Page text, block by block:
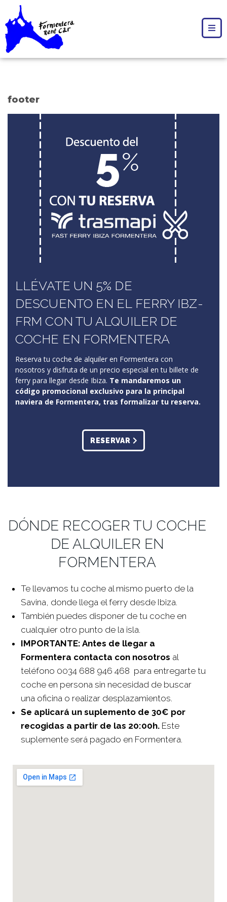
footer
LLÉVATE UN 5% DE
DESCUENTO EN EL FERRY IBZ-
FRM CON TU ALQUILER DE
COCHE EN FORMENTERA
Reserva tu coche de alquiler en Formentera con
nosotros y disfruta de un precio especial en tu billete de
ferry para llegar desde Ibiza. Te mandaremos un
código promocional exclusivo para la principal
naviera de Formentera, tras formalizar tu reserva.
RESERVAR
DÓNDE RECOGER TU COCHE
DE ALQUILER EN
FORMENTERA
Te llevamos tu coche al mismo puerto de la
Savina, donde llega el ferry desde Ibiza.
También puedes disponer de tu coche en
cualquier otro punto de la isla.
IMPORTANTE: Antes de llegar a
Formentera contacta con nosotros al
teléfono 0034 688 946 468 para entregarte tu
coche en persona sin necesidad de buscar
una oficina o realizar desplazamientos.
Se aplicará un suplemento de 30€ por
recogidas a partir de las 20:00h.Este
suplemente será pagado en Formentera.